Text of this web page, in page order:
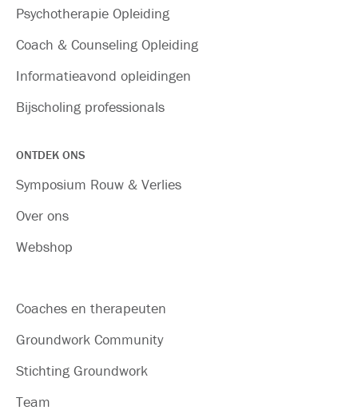
Psychotherapie Opleiding
Coach & Counseling Opleiding
Informatieavond opleidingen
Bijscholing professionals
ONTDEK ONS
Symposium Rouw & Verlies
Over ons
Webshop
Coaches en therapeuten
Groundwork Community
Stichting Groundwork
Team